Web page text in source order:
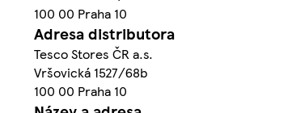
100 00 Praha 10
Adresa distributora
Tesco Stores ČR a.s.
Vršovická 1527/68b
100 00 Praha 10